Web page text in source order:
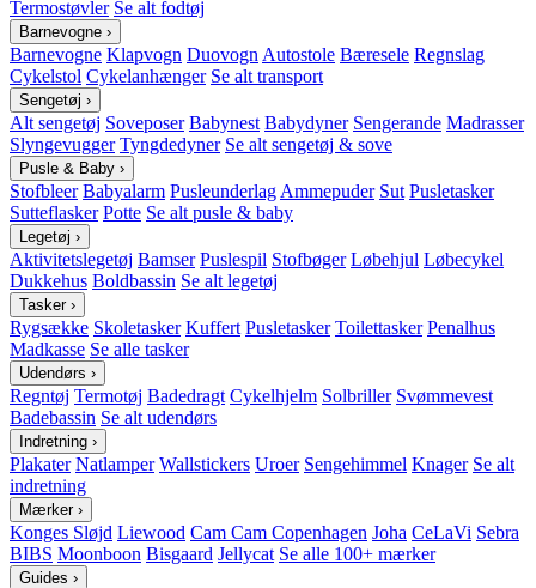
Termostøvler Se alt fodtøj
Barnevogne ›
Barnevogne Klapvogn Duovogn Autostole Bæresele Regnslag
Cykelstol Cykelanhænger Se alt transport
Sengetøj ›
Alt sengetøj Soveposer Babynest Babydyner Sengerande Madrasser
Slyngevugger Tyngdedyner Se alt sengetøj & sove
Pusle & Baby ›
Stofbleer Babyalarm Pusleunderlag Ammepuder Sut Pusletasker
Sutteflasker Potte Se alt pusle & baby
Legetøj ›
Aktivitetslegetøj Bamser Puslespil Stofbøger Løbehjul Løbecykel
Dukkehus Boldbassin Se alt legetøj
Tasker ›
Rygsække Skoletasker Kuffert Pusletasker Toilettasker Penalhus
Madkasse Se alle tasker
Udendørs ›
Regntøj Termotøj Badedragt Cykelhjelm Solbriller Svømmevest
Badebassin Se alt udendørs
Indretning ›
Plakater Natlamper Wallstickers Uroer Sengehimmel Knager Se alt
indretning
Mærker ›
Konges Sløjd Liewood Cam Cam Copenhagen Joha CeLaVi Sebra
BIBS Moonboon Bisgaard Jellycat Se alle 100+ mærker
Guides ›